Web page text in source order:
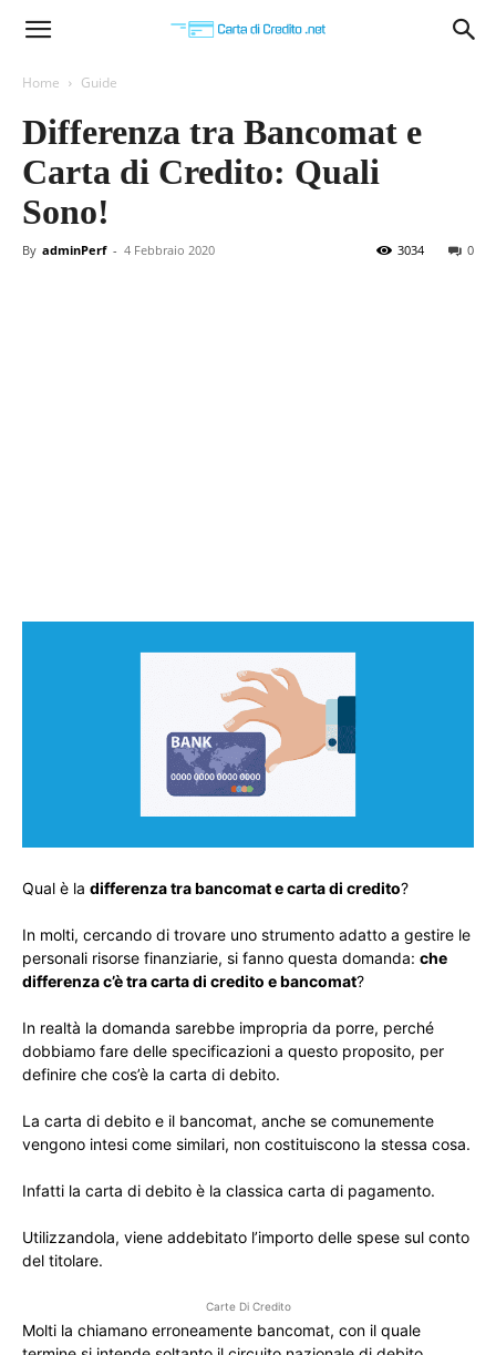
Carta
Credito
Home Guide
Differenza tra Bancomat e
Carta di Credito: Quali
Sono!
By adminPerf - 4 Febbraio 2020 0
3034
Qual è la differenza tra bancomat e carta di credito?
In molti, cercando di trovare uno strumento adatto a gestire le
personali risorse finanziarie, si fanno questa domanda: che
differenza c’è tra carta di credito e bancomat?
In realtà la domanda sarebbe impropria da porre, perché
dobbiamo fare delle specificazioni a questo proposito, per
definire che cos’è la carta di debito.
La carta di debito e il bancomat, anche se comunemente
vengono intesi come similari, non costituiscono la stessa cosa.
Infatti la carta di debito è la classica carta di pagamento.
Utilizzandola, viene addebitato l’importo delle spese sul conto
del titolare.
Carte Di Credito
Molti la chiamano erroneamente bancomat, con il quale